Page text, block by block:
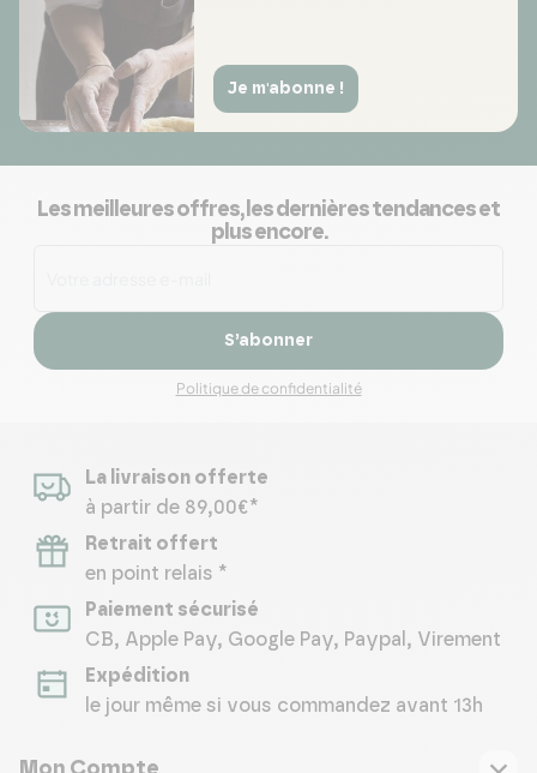
Je m'abonne !
Les meilleures offres, les dernières tendances et
plus encore.
S’abonner
Politique de confidentialité
La livraison offerte
à partir de 89,00€*
Retrait offert
en point relais *
Paiement sécurisé
CB, Apple Pay, Google Pay, Paypal, Virement
Expédition
le jour même si vous commandez avant 13h